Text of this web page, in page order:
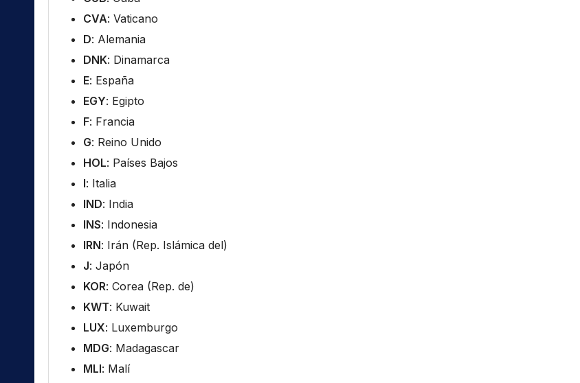
CVA: Vaticano
D: Alemania
DNK: Dinamarca
E: España
EGY: Egipto
F: Francia
G: Reino Unido
HOL: Países Bajos
I: Italia
IND: India
INS: Indonesia
IRN: Irán (Rep. Islámica del)
J: Japón
KOR: Corea (Rep. de)
KWT: Kuwait
LUX: Luxemburgo
MDG: Madagascar
MLI: Malí